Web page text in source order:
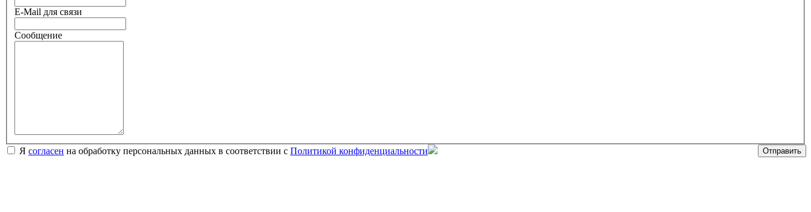
E-Mail для связи
Сообщение
Я согласен на обработку персональных данных в соответствии с Политикой конфиденциальности